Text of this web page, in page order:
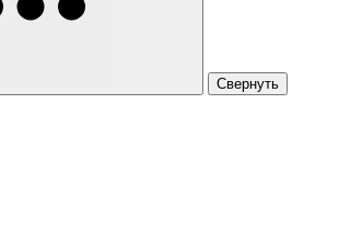
Свернуть